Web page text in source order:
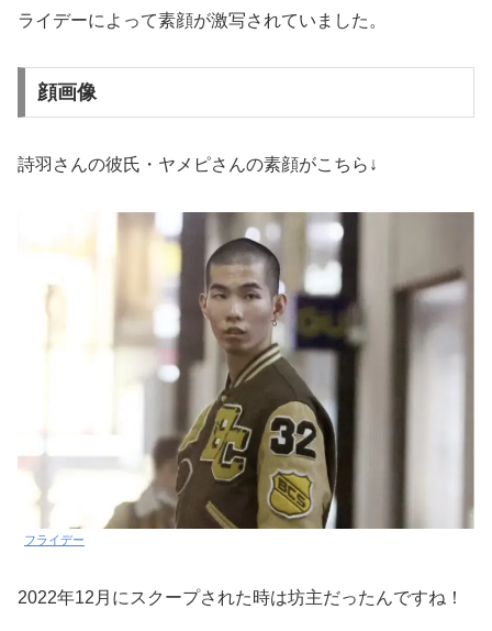
ライデーによって素顔が激写されていました。
顔画像
詩羽さんの彼氏・ヤメピさんの素顔がこちら↓
フライデー
2022年12月にスクープされた時は坊主だったんですね！